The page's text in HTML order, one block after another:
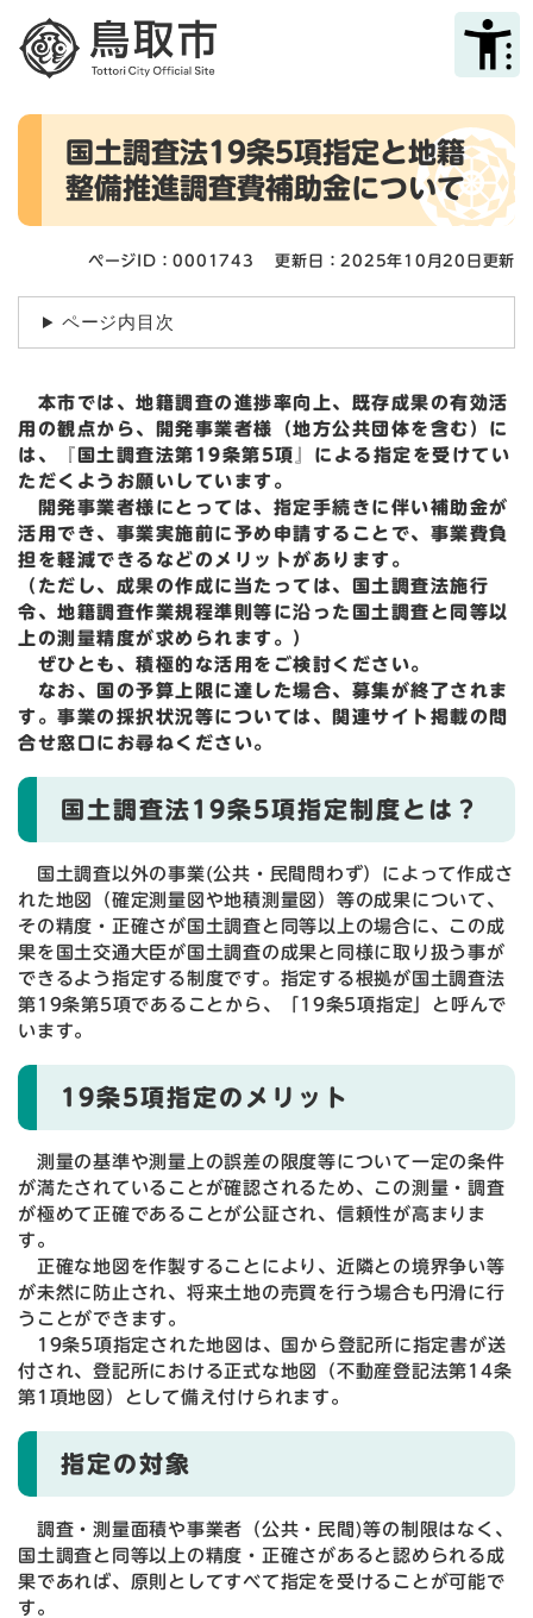
メニューを飛ばして本文へ
本
国土調査法19条5項指定と地籍
整備推進調査費補助金について
ページID：0001743 更新日：2025年10月20日更新
ページ内目次
本市では、地籍調査の進捗率向上、既存成果の有効活
用の観点から、開発事業者様（地方公共団体を含む）に
は、『国土調査法第19条第5項』による指定を受けてい
ただくようお願いしています。
開発事業者様にとっては、指定手続きに伴い補助金が
活用でき、事業実施前に予め申請することで、事業費負
担を軽減できるなどのメリットがあります。
（ただし、成果の作成に当たっては、国土調査法施行
令、地籍調査作業規程準則等に沿った国土調査と同等以
上の測量精度が求められます。）
ぜひとも、積極的な活用をご検討ください。
なお、国の予算上限に達した場合、募集が終了されま
す。事業の採択状況等については、関連サイト掲載の問
合せ窓口にお尋ねください。
国土調査法19条5項指定制度とは？
国土調査以外の事業(公共・民間問わず）によって作成さ
れた地図（確定測量図や地積測量図）等の成果について、
その精度・正確さが国土調査と同等以上の場合に、この成
果を国土交通大臣が国土調査の成果と同様に取り扱う事が
できるよう指定する制度です。指定する根拠が国土調査法
第19条第5項であることから、「19条5項指定」と呼んで
います。
19条5項指定のメリット
測量の基準や測量上の誤差の限度等について一定の条件
が満たされていることが確認されるため、この測量・調査
が極めて正確であることが公証され、信頼性が高まりま
す。
正確な地図を作製することにより、近隣との境界争い等
が未然に防止され、将来土地の売買を行う場合も円滑に行
うことができます。
19条5項指定された地図は、国から登記所に指定書が送
付され、登記所における正式な地図（不動産登記法第14条
第1項地図）として備え付けられます。
指定の対象
調査・測量面積や事業者（公共・民間)等の制限はなく、
国土調査と同等以上の精度・正確さがあると認められる成
果であれば、原則としてすべて指定を受けることが可能で
す。